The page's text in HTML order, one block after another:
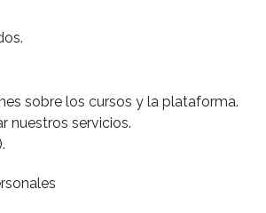
sobre los cursos y la plataforma.
nuestros servicios.